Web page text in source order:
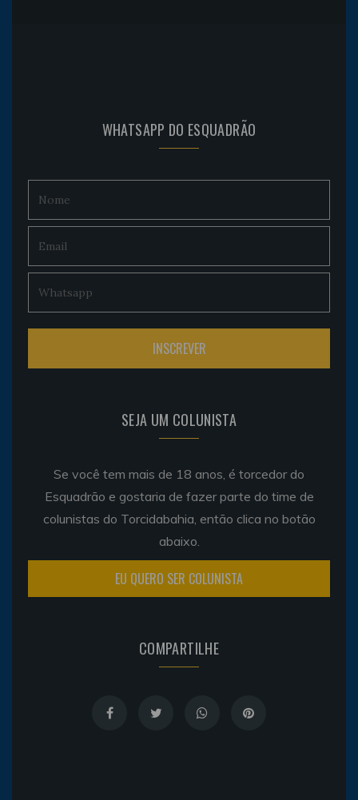
WHATSAPP DO ESQUADRÃO
SEJA UM COLUNISTA
Se você tem mais de 18 anos, é torcedor do
Esquadrão e gostaria de fazer parte do time de
colunistas do Torcidabahia, então clica no botão
abaixo.
EU QUERO SER COLUNISTA
COMPARTILHE